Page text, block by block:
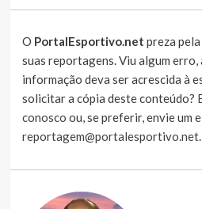
O PortalEsportivo.net preza
suas reportagens. Viu algum erro,
informação deva ser acrescida à
solicitar a cópia deste conteúdo?
conosco ou, se preferir, envie um
reportagem@portalesportivo.net.